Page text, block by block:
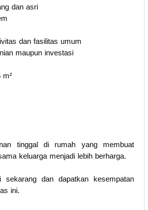
dan asri
dan fasilitas umum
maupun investasi
m²
tinggal di rumah yang membuat
keluarga menjadi lebih berharga.
dan dapatkan kesempatan
ini.